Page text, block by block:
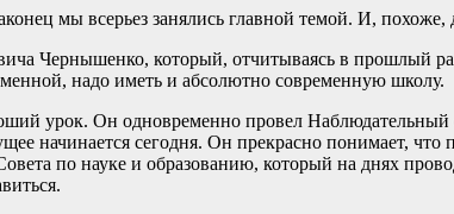
мы всерьез занялись главной темой. И,
Чернышенко, который, отчитываясь в прошлый
надо иметь и абсолютно современную школу.
урок. Он одновременно провел
начинается сегодня. Он прекрасно понимает,
по науке и образованию, который на днях